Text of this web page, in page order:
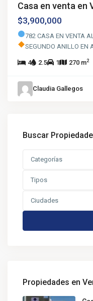
Casa en venta en
$3,900,000
782 CASA EN VENTA
SEGUNDO ANILLO EN
4 2.5 1 270 m2
Claudia Gallegos
Buscar
Categorías
Tipos
Ciudades
Propiedades en